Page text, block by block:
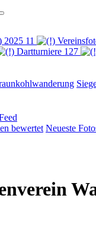
2025 11
Dartturniere 127
bewertet Neueste